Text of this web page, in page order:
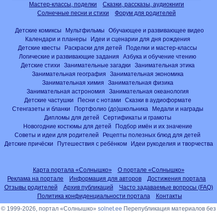
Мастер-классы, поделки
Сказки, рассказы, аудиокниги
Солнечные песни и стихи
Форум для родителей
Детские комиксы Мультфильмы
Обучающее и развивающее видео
Календари и планеры
Идеи и сценарии для дня рождения
Детские квесты
Раскраски для детей
Поделки и мастер-классы
Логические и развивающие задания
Азбука и обучение чтению
Детские стихи
Занимательные загадки
Занимательная этика
Занимательная география
Занимательная экономика
Занимательная химия
Занимательная физика
Занимательная астрономия
Занимательная океанология
Детские частушки
Песни с нотами
Сказки в аудиоформате
Стенгазеты и бланки
Портфолио (до)школьника
Медали и награды
Дипломы для детей
Сертификаты и грамоты
Новогодние костюмы для детей
Подбор имён и их значение
Советы и идеи для родителей
Рецепты полезных блюд для детей
Детские причёски
Путешествия с ребёнком Идеи рукоделия и творчества
Карта портала «Солнышко»
О портале «Солнышко»
Реклама на портале
Информация для авторов
Достижения портала
Отзывы родителей
Архив публикаций
Часто задаваемые вопросы (FAQ)
Политика конфиденциальности портала
Контакты
© 1999-2026, портал «Солнышко» solnet.ee Перепубликация материалов без